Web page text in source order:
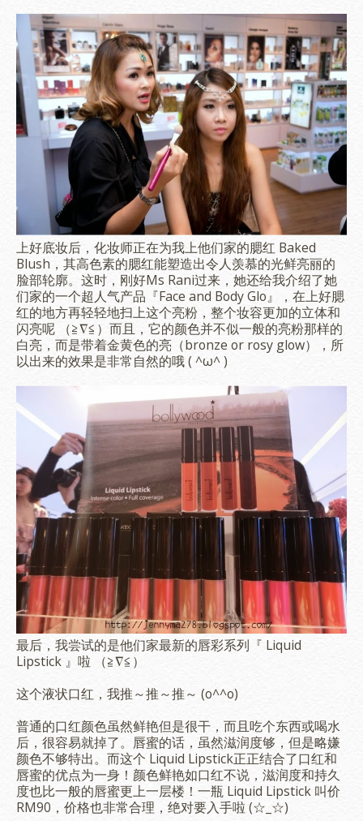
上好底妆后，化妆师正在为我上他们家的腮红 Baked
Blush，其高色素的腮红能塑造出令人羡慕的光鲜亮丽的
脸部轮廓。这时，刚好Ms Rani过来，她还给我介绍了她
们家的一个超人气产品『Face and Body Glo』，在上好腮
红的地方再轻轻地扫上这个亮粉，整个妆容更加的立体和
闪亮呢 （≧∇≦）而且，它的颜色并不似一般的亮粉那样的
白亮，而是带着金黄色的亮（bronze or rosy glow），所
以出来的效果是非常自然的哦 ( ^ω^ )
最后，我尝试的是他们家最新的唇彩系列『 Liquid
Lipstick 』啦 （≧∇≦）
这个液状口红，我推～推～推～ (o^^o)
普通的口红颜色虽然鲜艳但是很干，而且吃个东西或喝水
后，很容易就掉了。唇蜜的话，虽然滋润度够，但是略嫌
颜色不够特出。而这个 Liquid Lipstick正正结合了口红和
唇蜜的优点为一身！颜色鲜艳如口红不说，滋润度和持久
度也比一般的唇蜜更上一层楼！一瓶 Liquid Lipstick 叫价
RM90，价格也非常合理，绝对要入手啦 (☆_☆)